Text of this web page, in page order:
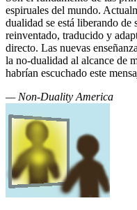
espiruales del mundo.
dualidad se está liberando
reinventado, traducido y
directo. Las nuevas
la no-dualidad al alcance de
habrían escuchado este
— Non-Duality America